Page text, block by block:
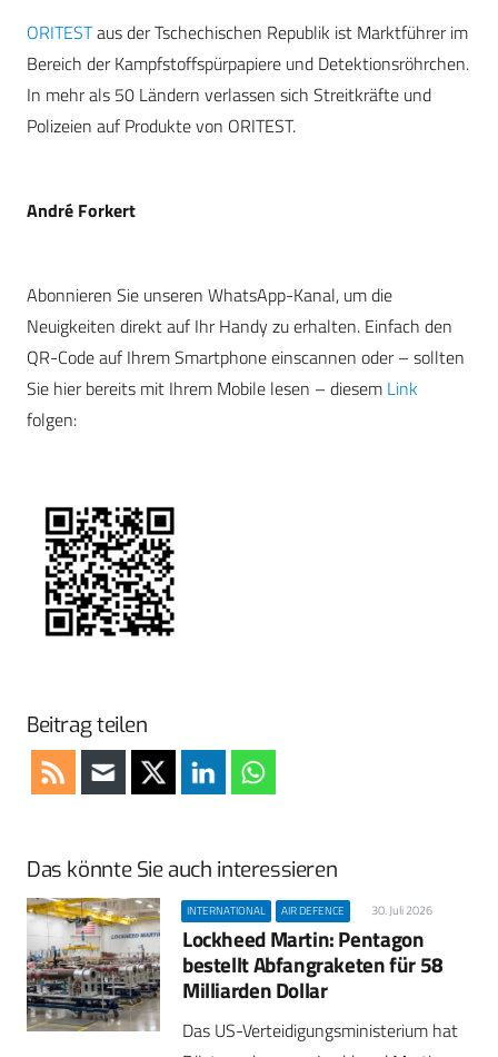
ORITESTaus der Tschechischen Republik ist Marktführer im
Bereich der Kampfstoffspürpapiere und Detektionsröhrchen.
In mehr als 50 Ländern verlassen sich Streitkräfte und
Polizeien auf Produkte von ORITEST.
André Forkert
Abonnieren Sie unseren WhatsApp-Kanal, um die
Neuigkeiten direkt auf Ihr Handy zu erhalten. Einfach den
QR-Code auf Ihrem Smartphone einscannen oder – sollten
Sie hier bereits mit Ihrem Mobile lesen – diesem Link
folgen:
Beitrag teilen
Das könnte Sie auch interessieren
INTERNATIONAL AIR DEFENCE 30. Juli 2026
Lockheed Martin: Pentagon
bestellt Abfangraketen für 58
Milliarden Dollar
Das US-Verteidigungsministerium hat